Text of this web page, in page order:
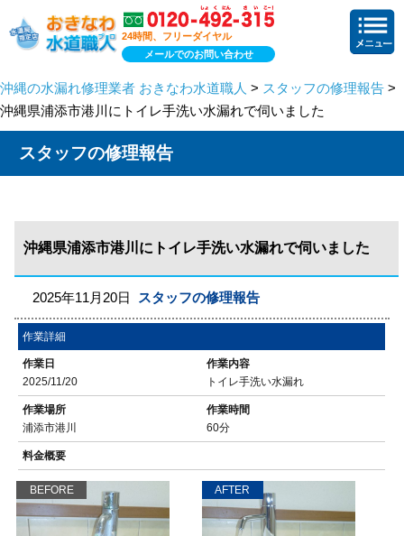
24時間、フリーダイヤル
メールでのお問い合わせ
沖縄の水漏れ修理業者 おきなわ水道職人 > スタッフの修理報告 >
沖縄県浦添市港川にトイレ手洗い水漏れで伺いました
スタッフの修理報告
沖縄県浦添市港川にトイレ手洗い水漏れで伺いました
2025年11月20日 スタッフの修理報告
作業詳細
作業日
2025/11/20
作業内容
トイレ手洗い水漏れ
作業場所
浦添市港川
作業時間
60分
料金概要
BEFORE AFTER